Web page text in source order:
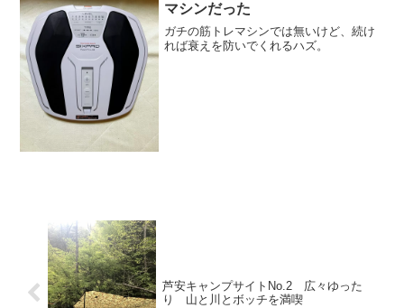
マシンだった
ガチの筋トレマシンでは無いけど、続け
れば衰えを防いでくれるハズ。
芦安キャンプサイトNo.2 広々ゆった
り 山と川とボッチを満喫